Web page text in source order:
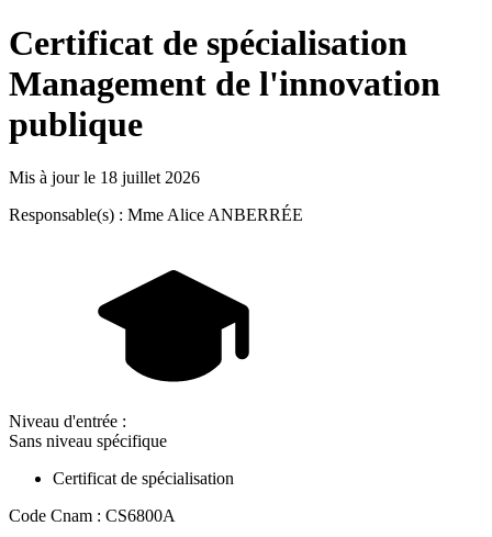
Certificat de spécialisation
Management de l'innovation
publique
Mis à jour le 18 juillet 2026
Responsable(s) : Mme Alice ANBERRÉE
Niveau d'entrée :
Sans niveau spécifique
Certificat de spécialisation
Code Cnam : CS6800A